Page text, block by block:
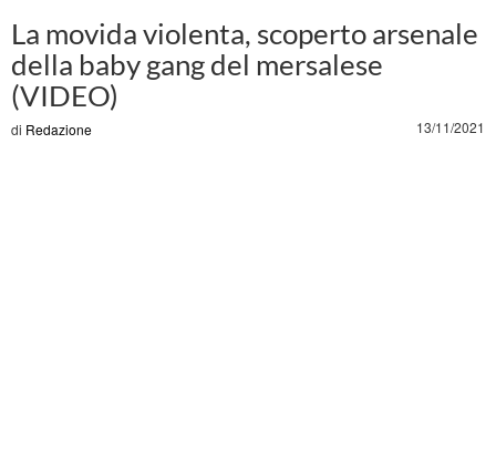
La movida violenta, scoperto arsenale
della baby gang del mersalese
(VIDEO)
di Redazione 13/11/2021